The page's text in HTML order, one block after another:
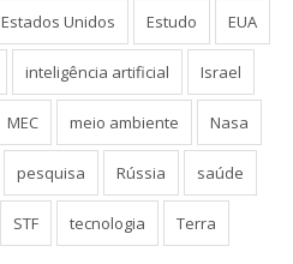
Estados Unidos Estudo EUA
inteligência artificial Israel
MEC meio ambiente Nasa
pesquisa Rússia saúde
STF tecnologia Terra